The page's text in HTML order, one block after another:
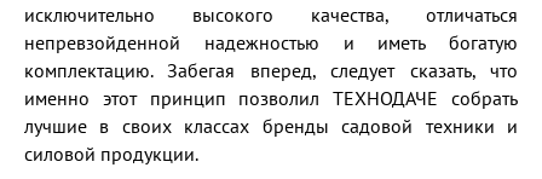
исключительно высокого качества, отличаться
непревзойденной надежностью и иметь богатую
комплектацию. Забегая вперед, следует сказать, что
именно этот принцип позволил ТЕХНОДАЧЕ собрать
лучшие в своих классах бренды садовой техники и
силовой продукции.